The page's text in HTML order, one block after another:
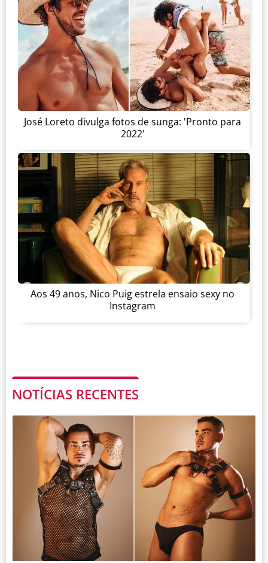
José Loreto divulga fotos de sunga: 'Pronto para
2022'
Aos 49 anos, Nico Puig estrela ensaio sexy no
Instagram
NOTÍCIAS RECENTES